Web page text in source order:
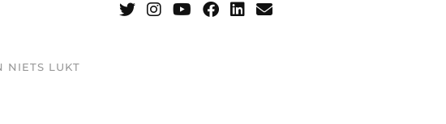
NIETS LUKT